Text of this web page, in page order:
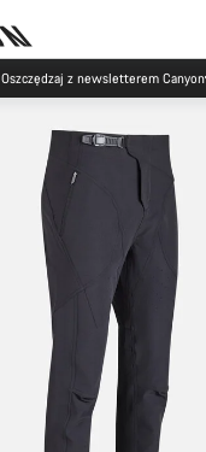
Oszczędzaj z newsletterem Canyon